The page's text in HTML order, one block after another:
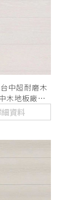
中超耐磨木
木地板廠商
資料